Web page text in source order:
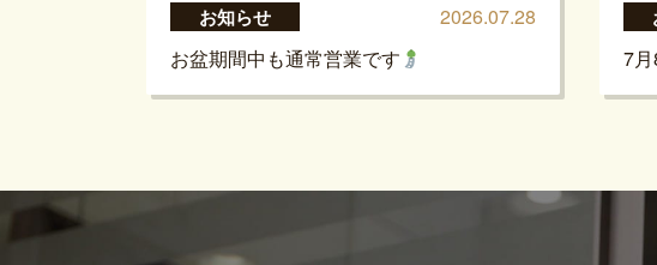
お知らせ
2026.07.28
お盆期間中も通常営業です
7月